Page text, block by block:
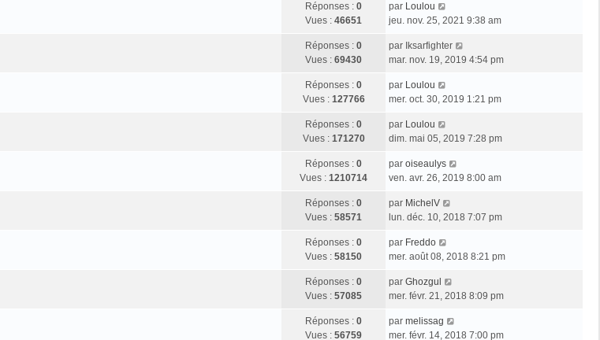
Réponses : 0
Vues : 46651
par Loulou
jeu. nov. 25, 2021 9:38 am
Réponses : 0
Vues : 69430
par Iksarfighter
mar. nov. 19, 2019 4:54 pm
Réponses : 0
Vues : 127766
par Loulou
mer. oct. 30, 2019 1:21 pm
Réponses : 0
Vues : 171270
par Loulou
dim. mai 05, 2019 7:28 pm
Réponses : 0
Vues : 1210714
par oiseaulys
ven. avr. 26, 2019 8:00 am
Réponses : 0
Vues : 58571
par MichelV
lun. déc. 10, 2018 7:07 pm
Réponses : 0
Vues : 58150
par Freddo
mer. août 08, 2018 8:21 pm
Réponses : 0
Vues : 57085
par Ghozgul
mer. févr. 21, 2018 8:09 pm
Réponses : 0
Vues : 56759
par melissag
mer. févr. 14, 2018 7:00 pm